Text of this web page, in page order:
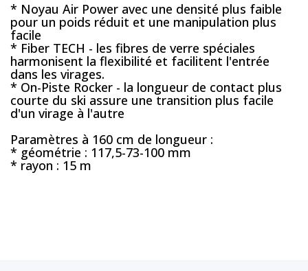
* Noyau Air Power avec une densité plus faible
pour un poids réduit et une manipulation plus
facile
* Fiber TECH - les fibres de verre spéciales
harmonisent la flexibilité et facilitent l'entrée
dans les virages.
* On-Piste Rocker - la longueur de contact plus
courte du ski assure une transition plus facile
d'un virage à l'autre
Paramètres à 160 cm de longueur :
* géométrie : 117,5-73-100 mm
* rayon : 15 m